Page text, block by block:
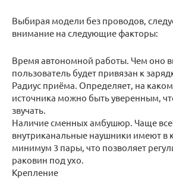
Выбирая модели без проводов,
внимание на следующие факторы:
Время автономной работы. Чем оно
пользователь будет привязан к
Радиус приёма. Определяет, на
источника можно быть уверенным,
звучать.
Наличие сменных амбушюр. Чаще
внутриканальные наушники имеют в
минимум 3 пары, что позволяет
раковин под ухо.
Крепление